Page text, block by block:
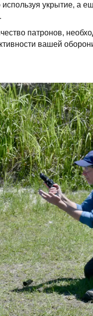
укрытие, а
патронов,
вашей